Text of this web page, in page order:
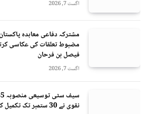
اگست 7, 2026
مشترکہ دفاعی معاہدہ
مضبوط تعلقات کی عکاسی
فیصل بن فرحان
اگست 7, 2026
نقوی نے 30 ستمبر تک تکمیل کا ہدف مقرر کر دیا